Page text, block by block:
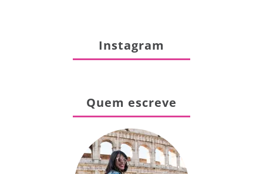
Instagram
Quem escreve